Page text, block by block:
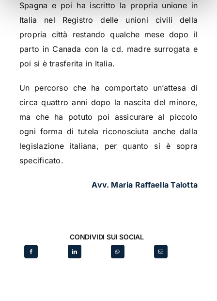
Spagna e poi ha iscritto la propria unione in
Italia nel Registro delle unioni civili della
propria città restando qualche mese dopo il
parto in Canada con la cd. madre surrogata e
poi si è trasferita in Italia.
Un percorso che ha comportato un’attesa di
circa quattro anni dopo la nascita del minore,
ma che ha potuto poi assicurare al piccolo
ogni forma di tutela riconosciuta anche dalla
legislazione italiana, per quanto si è sopra
specificato.
Avv. Maria Raffaella Talotta
CONDIVIDI SUI SOCIAL